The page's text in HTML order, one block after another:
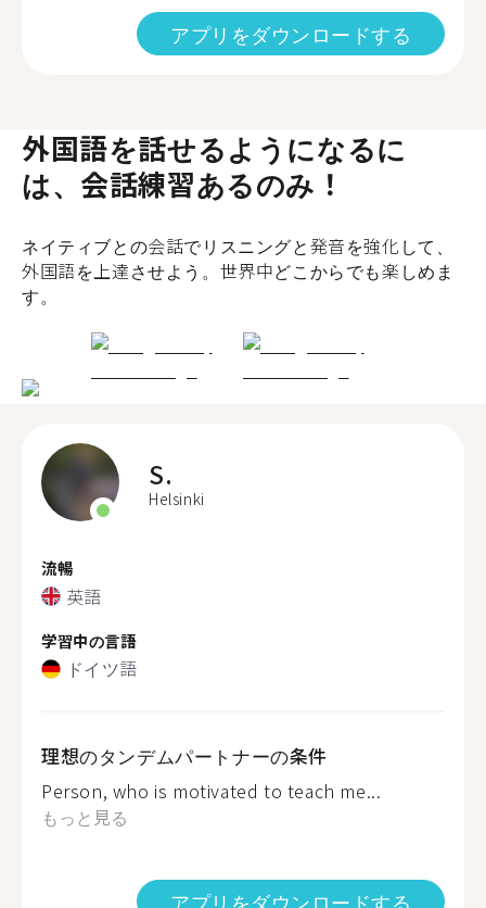
アプリをダウンロードする
外国語を話せるようになるに
は、会話練習あるのみ！
ネイティブとの会話でリスニングと発音を強化して、
外国語を上達させよう。世界中どこからでも楽しめま
す。
S.
Helsinki
流暢
英語
学習中の言語
ドイツ語
理想のタンデムパートナーの条件
Person, who is motivated to teach me...
もっと見る
アプリをダウンロードする